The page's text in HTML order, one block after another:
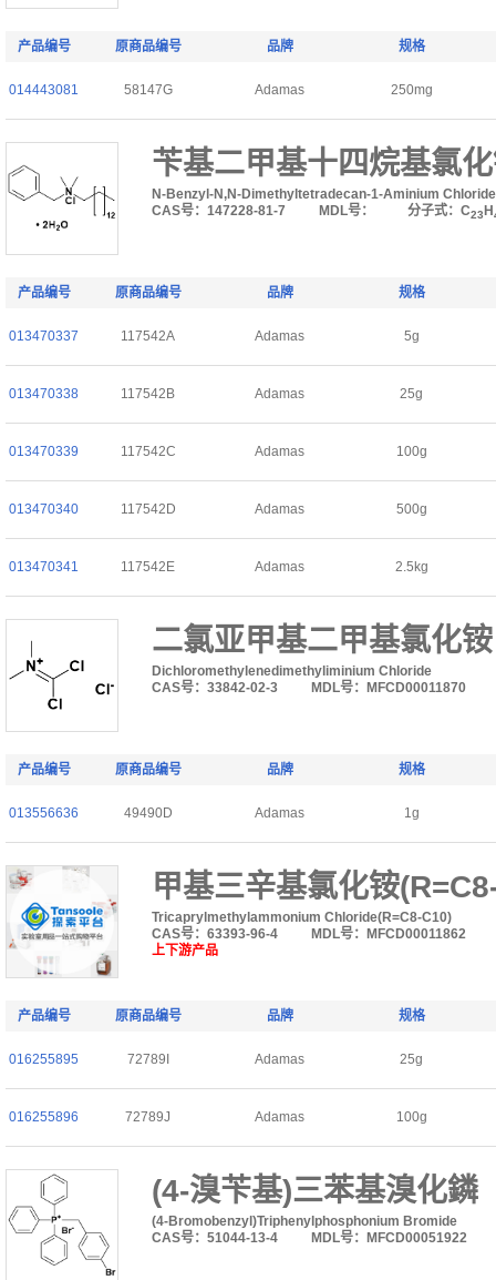
产品编号 原商品编号 品牌 规格
014443081 58147G Adamas 250mg
苄基二甲基十四烷基氯
N-Benzyl-N,N-Dimethyltetradecan-1-Aminium
CAS号：147228-81-7
MDL号： 分子式：C23 H
产品编号 原商品编号 品牌 规格
013470337 117542A Adamas 5g
013470338 117542B Adamas 25g
013470339 117542C Adamas 100g
013470340 117542D Adamas 500g
013470341 117542E Adamas 2.5kg
二氯亚甲基二甲基氯化铵
Dichloromethylenedimethyliminium Chloride
CAS号：33842-02-3
MDL号：MFCD00011870
产品编号 原商品编号 品牌 规格
013556636 49490D Adamas 1g
甲基三辛基氯化铵
Tricaprylmethylammonium Chloride(R=C8-C10)
CAS号：63393-96-4
MDL号：MFCD00011862
上下游产品
产品编号 原商品编号 品牌 规格
016255895 72789I Adamas 25g
016255896 72789J Adamas 100g
(4-溴苄基)三苯基溴化鏻
(4-Bromobenzyl)Triphenylphosphonium Bromide
CAS号：51044-13-4
MDL号：MFCD00051922